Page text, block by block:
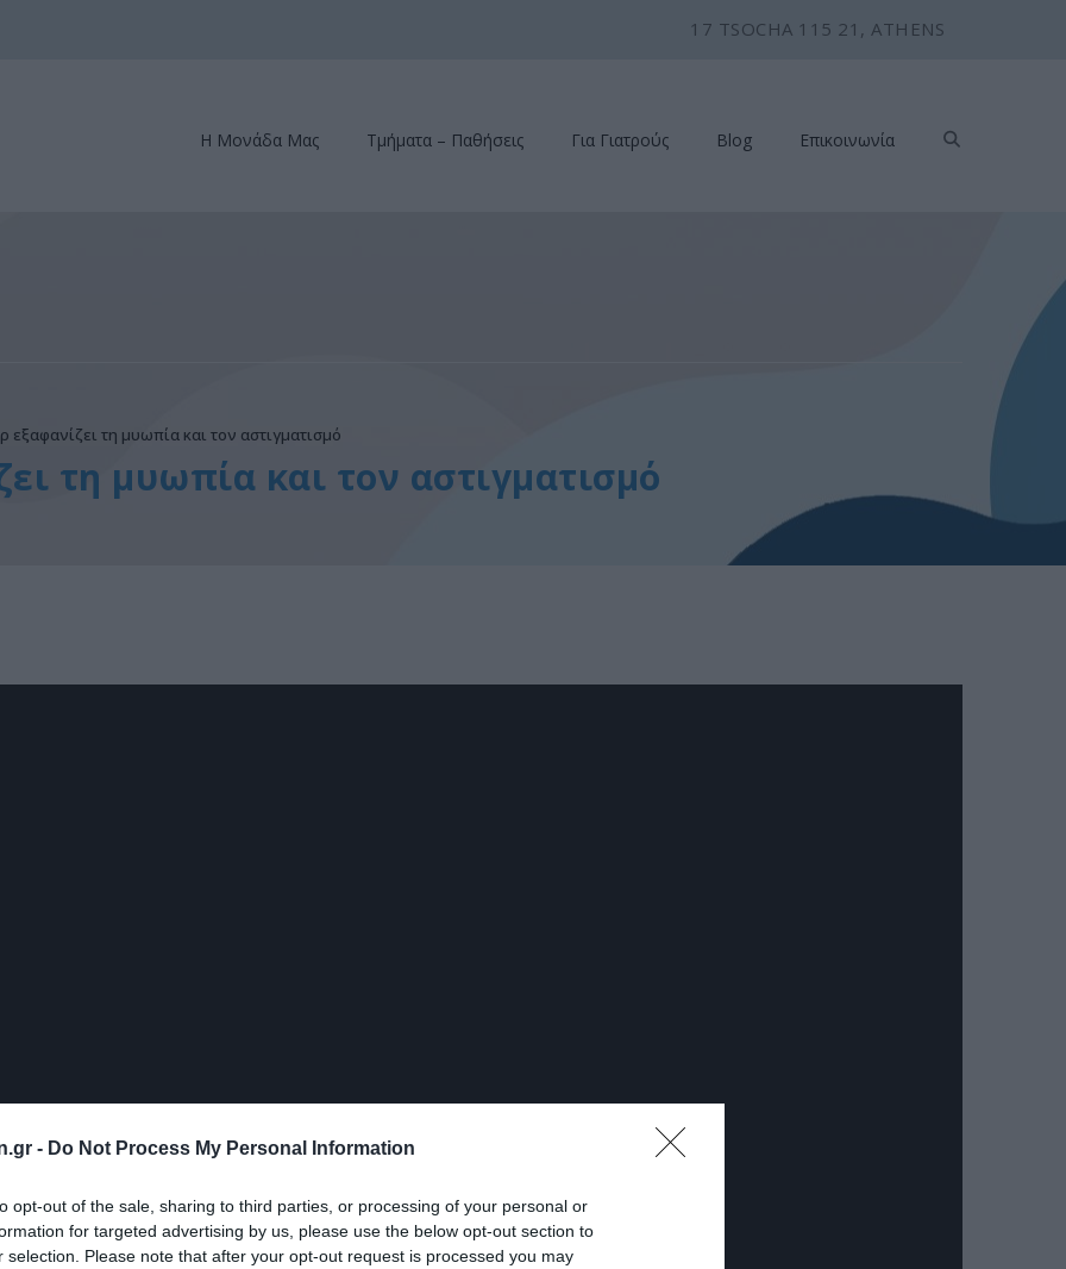
- Do Not Process My Personal Information
opt-out of the sale, sharing to third parties, or processing of your personal or
for targeted advertising by us, please use the below opt-out section to
selection. Please note that after your opt-out request is processed you may
17 TSOCHA 115 21, ATHENS
Η Μονάδα Μας Τμήματα – Παθήσεις Για Γιατρούς Blog Επικοινωνία
εξαφανίζει τη μυωπία και τον αστιγματισμό
τη μυωπία και τον αστιγματισμό